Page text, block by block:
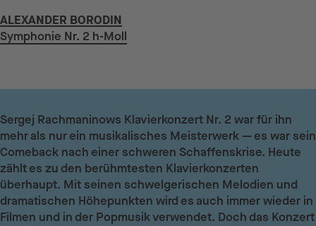
ALEXANDER BORODIN
Symphonie Nr. 2 h-Moll
Sergej Rachmaninows Klavierkonzert Nr. 2 war für ihn
mehr als nur ein musikalisches Meisterwerk — es war sein
Comeback nach einer schweren Schaffenskrise. Heute
zählt es zu den berühmtesten Klavierkonzerten
überhaupt. Mit seinen schwelgerischen Melodien und
dramatischen Höhepunkten wird es auch immer wieder in
Filmen und in der Popmusik verwendet. Doch das Konzert